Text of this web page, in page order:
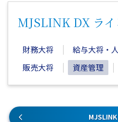
MJSLINK DX ライ
財務大将
給与大将・
販売大将
資産管理